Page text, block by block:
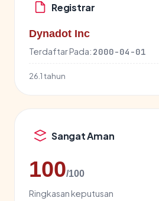
Registrar
Dynadot Inc
Terdaftar Pada: 2000-04-01
26.1 tahun
Sangat Aman
100/100
Ringkasan keputusan